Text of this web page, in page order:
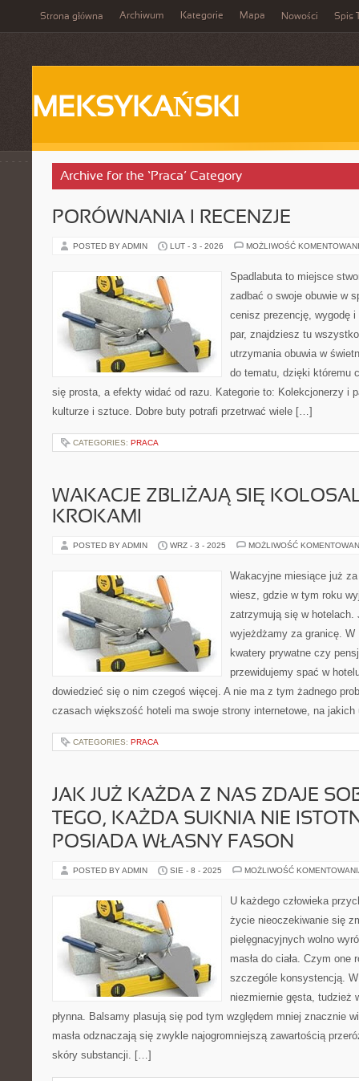
Strona główna Archiwum Kategorie Mapa Nowości Spis
MEKSYKAŃSKI
Archive for the ‘Praca’ Category
PORÓWNANIA I RECENZJE
POSTED BY ADMIN LUT - 3 - 2026 MOŻLIWOŚĆ
Spadlabuta to miejsce
zadbać o swoje obuwie w
cenisz prezencję, wygodę i
par, znajdziesz tu
utrzymania obuwia w
do tematu, dzięki któremu
się prosta, a efekty widać od razu. Kategorie to: Kolekcjonerzy i
kulturze i sztuce. Dobre buty potrafi przetrwać wiele […]
CATEGORIES: PRACA
WAKACJE ZBLIŻAJĄ SIĘ
KROKAMI
POSTED BY ADMIN WRZ - 3 - 2025 MOŻLIWOŚĆ
Wakacyjne miesiące już
wiesz, gdzie w tym roku
zatrzymują się w hotelach.
wyjeżdżamy za granicę.
kwatery prywatne czy
przewidujemy spać w
dowiedzieć się o nim czegoś więcej. A nie ma z tym żadnego
czasach większość hoteli ma swoje strony internetowe, na
CATEGORIES: PRACA
JAK JUŻ KAŻDA Z NAS ZDAJE
TEGO, KAŻDA SUKNIA NIE
POSIADA WŁASNY FASON
POSTED BY ADMIN SIE - 8 - 2025 MOŻLIWOŚĆ
U każdego człowieka
życie nieoczekiwanie się
pielęgnacyjnych wolno
masła do ciała. Czym
szczególe konsystencją.
niezmiernie gęsta, tudzież
płynna. Balsamy plasują się pod tym względem mniej znacznie
masła odznaczają się zwykle najogromniejszą zawartością
skóry substancji. […]